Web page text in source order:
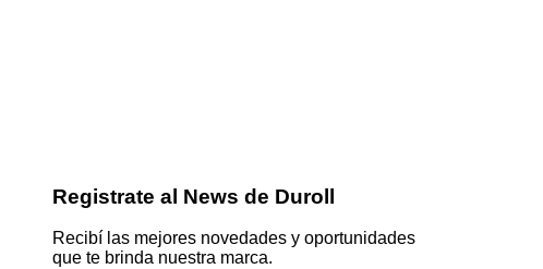
Registrate al News de Duroll
Recibí las mejores novedades y oportunidades
que te brinda nuestra marca.